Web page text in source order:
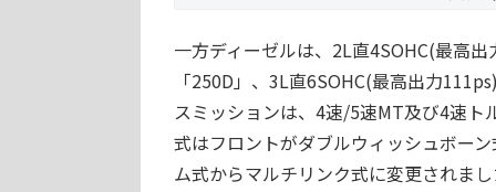
一方ディーゼルは、2L直4SOHC(最高
「250D」、3L直6SOHC(最高出力
スミッションは、4速/5速MT及び4速ト
式はフロントがダブルウィッシュボー
ム式からマルチリンク式に変更されま